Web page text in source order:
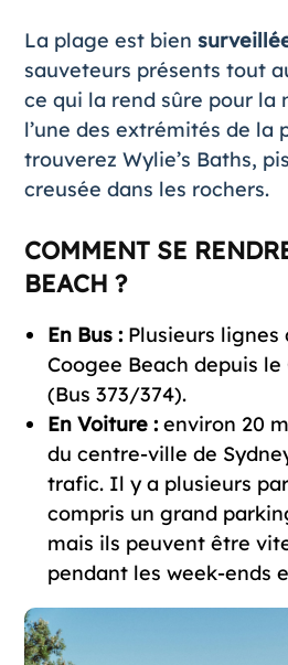
La plage est bien
sauveteurs présents tout
ce qui la rend sûre pour la
l’une des extrémités de la
trouverez Wylie’s Baths,
creusée dans les rochers.
COMMENT SE
BEACH ?
En Bus :Plusieurs lignes
Coogee Beach depuis le
(Bus 373/374).
En Voiture :environ 20
du centre-ville de
trafic. Il y a plusieurs
compris un grand
mais ils peuvent être
pendant les week-ends